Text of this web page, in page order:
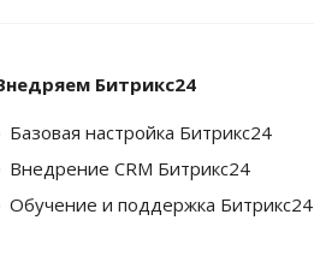
Битрикс24
Базовая настройка Битрикс24
Внедрение CRM Битрикс24
Обучение и поддержка Битрикс24